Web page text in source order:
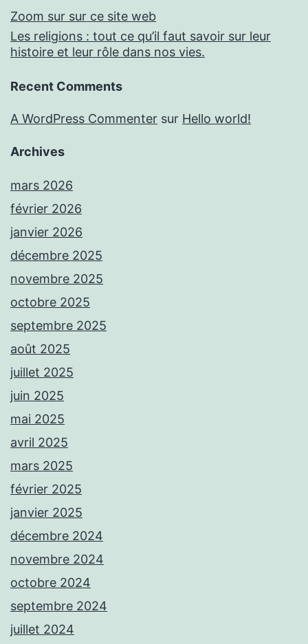
Zoom sur sur ce site web
Les religions : tout ce qu’il faut savoir sur leur
histoire et leur rôle dans nos vies.
Recent Comments
A WordPress Commenter sur Hello world!
Archives
mars 2026
février 2026
janvier 2026
décembre 2025
novembre 2025
octobre 2025
septembre 2025
août 2025
juillet 2025
juin 2025
mai 2025
avril 2025
mars 2025
février 2025
janvier 2025
décembre 2024
novembre 2024
octobre 2024
septembre 2024
juillet 2024